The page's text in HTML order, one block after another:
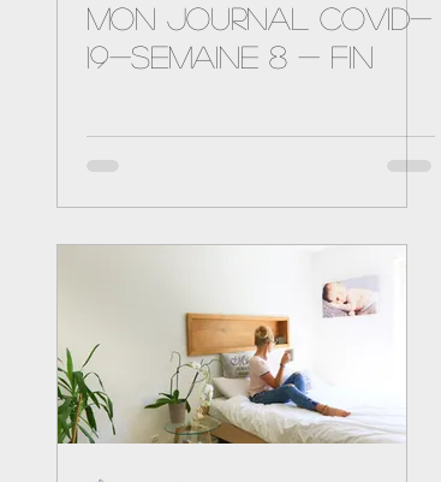
Mon journal Covid-
19-semaine 8 - FIN